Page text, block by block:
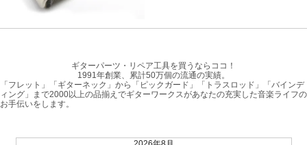
ギターパーツ・リペア工具を買うならココ！
1991年創業、累計50万個の流通の実績。
「フレット」「ギターネック」から「ピックガード」「トラスロッド」「バインデ
ィング」まで2000以上の品揃えでギターワークスがあなたの充実した音楽ライフの
お手伝いをします。